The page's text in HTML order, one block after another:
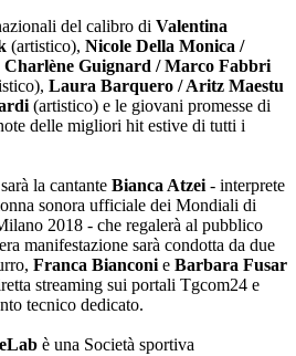
del calibro di Valentina
(artistico), Nicole Della Monica /
Charlène Guignard / Marco Fabbri
Laura Barquero / Aritz Maestu
(artistico) e le giovani promesse di
delle migliori hit estive di tutti i
la cantante Bianca Atzei - interprete
sonora ufficiale dei Mondiali di
2018 - che regalerà al pubblico
manifestazione sarà condotta da due
Franca Bianconi e Barbara Fusar
streaming sui portali Tgcom24 e
tecnico dedicato.
è una Società sportiva